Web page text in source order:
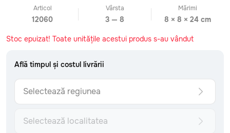
Articol
12060
Vârsta
3 — 8
Mărimi
8 × 8 × 24 cm
Stoc epuizat! Toate unitățile acestui produs s-au vândut
Află timpul și costul livrării
Selectează regiunea
Selectează localitatea
Grăbește-te! Mai sunt doar 0 bucăți!
Fetițe mici 2-4 ani
Băieți mici 2-4 ani
Băieți preșcolari 4-6 ani
Băieți școlari
Văzute recent
INFORMAȚII
Formular de retur